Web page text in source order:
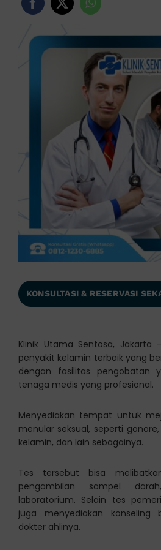
KONSULTASI & RESERVASI
Klinik Utama Sentosa, Jakarta
penyakit kelamin terbaik yang
dengan fasilitas pengobatan
tenaga medis yang profesional.
Menyediakan tempat untuk
menular seksual, seperti gonore,
kelamin, dan lain sebagainya.
Tes tersebut bisa
pengambilan sampel
laboratorium. Selain tes
juga menyediakan konseling
dokter ahlinya.